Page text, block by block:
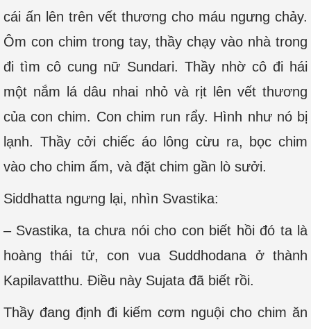
cái ấn lên trên vết thương cho máu ngưng chảy.
Ôm con chim trong tay, thầy chạy vào nhà trong
đi tìm cô cung nữ Sundari. Thầy nhờ cô đi hái
một nắm lá dâu nhai nhỏ và rịt lên vết thương
của con chim. Con chim run rẩy. Hình như nó bị
lạnh. Thầy cởi chiếc áo lông cừu ra, bọc chim
vào cho chim ấm, và đặt chim gần lò sưởi.
Siddhatta ngưng lại, nhìn Svastika:
– Svastika, ta chưa nói cho con biết hồi đó ta là
hoàng thái tử, con vua Suddhodana ở thành
Kapilavatthu. Điều này Sujata đã biết rồi.
Thầy đang định đi kiếm cơm nguội cho chim ăn